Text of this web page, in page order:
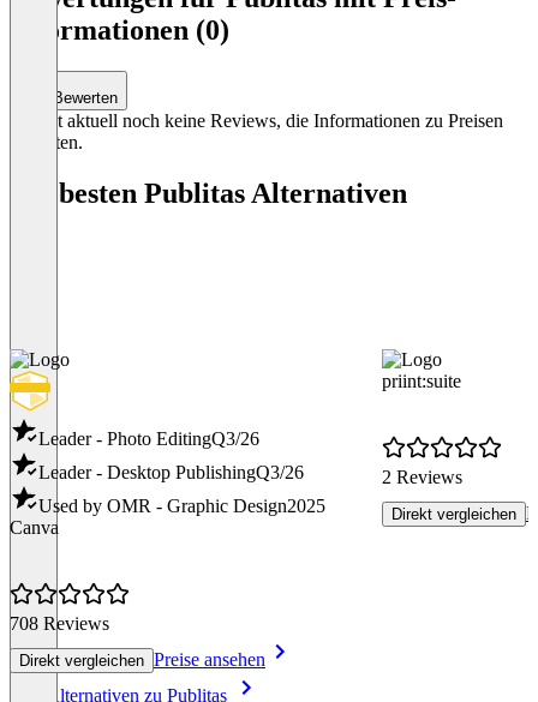
Informationen (0)
Bewerten
Es gibt aktuell noch keine Reviews, die Informationen zu Preisen
enthalten.
Die besten Publitas Alternativen
Leader - Photo EditingQ3/26
Leader - Desktop PublishingQ3/26
Used by OMR - Graphic Design2025
Canva
708 Reviews
Direkt vergleichen Preise ansehen
priint:suite
2 Reviews
Direkt vergleichen
Alle Alternativen zu Publitas